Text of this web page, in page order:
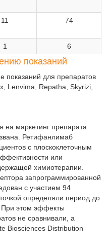
11 74
1 6
показаний
показаний для препаратов
Lenvima, Repatha, Skyrizi,
на маркетинг препарата
Ретифанлимаб
с плоскоклеточным
или
химиотерапии.
запрограммированной
с участием 94
определяли период до
При этом эффекты
не сравнивали, а
Biosciences Distribution